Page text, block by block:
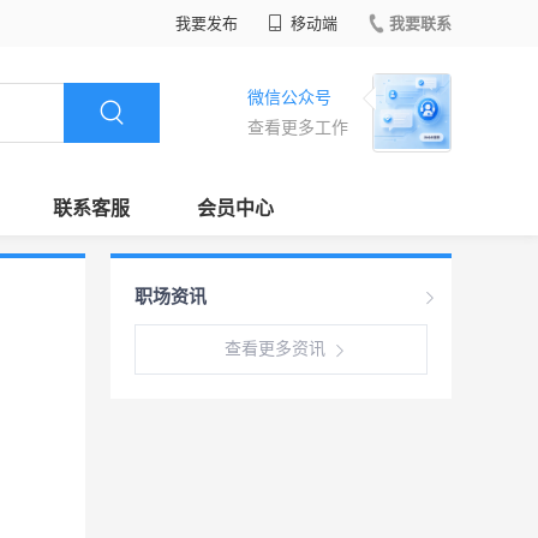
我要发布 移动端 我要联系
微信公众号
查看更多工作
联系客服 会员中心
职场资讯
查看更多资讯